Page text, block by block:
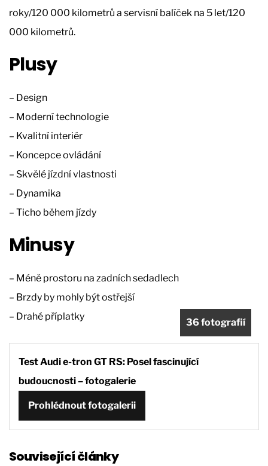
roky/120 000 kilometrů a servisní balíček na 5 let/120
000 kilometrů.
Plusy
– Design
– Moderní technologie
– Kvalitní interiér
– Koncepce ovládání
– Skvělé jízdní vlastnosti
– Dynamika
– Ticho během jízdy
Minusy
– Méně prostoru na zadních sedadlech
– Brzdy by mohly být ostřejší
– Drahé příplatky
36 fotografií
Test Audi e-tron GT RS: Posel fascinující
budoucnosti – fotogalerie
Prohlédnout fotogalerii
Související články